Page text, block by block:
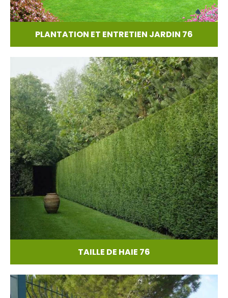
PLANTATION ET ENTRETIEN JARDIN 76
TAILLE DE HAIE 76